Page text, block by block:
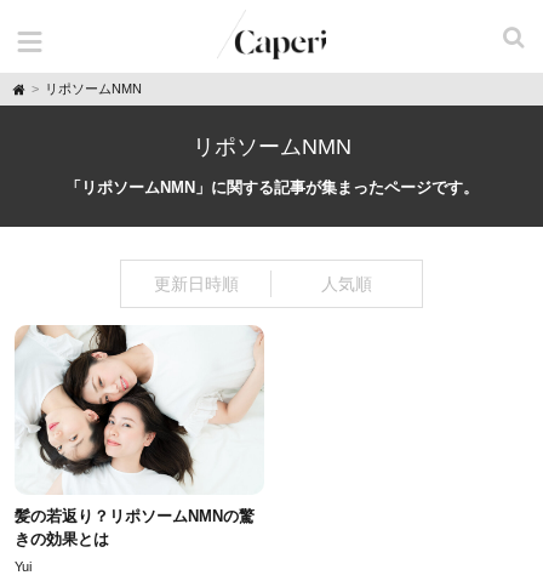
H
o
リポソームNMN
リポソームNMN
「リポソームNMN」に関する記事が集まったページです。
更新日時順 人気順
髪の若返り？リポソームNMNの驚
きの効果とは
Yui